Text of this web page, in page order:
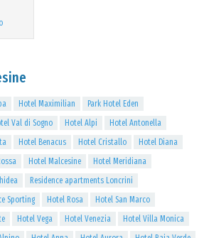
Hotel Maximilian
Park Hotel Eden
Val di Sogno Hotel Alpi
Hotel Antonella
Hotel Benacus Hotel Cristallo
Hotel Diana
Hotel Malcesine
Hotel Meridiana
Residence apartments Loncrini
Sporting Hotel Rosa
Hotel San Marco
Hotel Vega Hotel Venezia
Hotel Villa Monica